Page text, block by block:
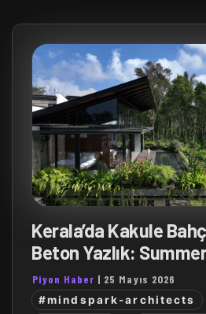
Kerala’da Kakule
Beton Yazlık:
Piyon Haber | 25 Mayıs 2026
#mindspark-architects